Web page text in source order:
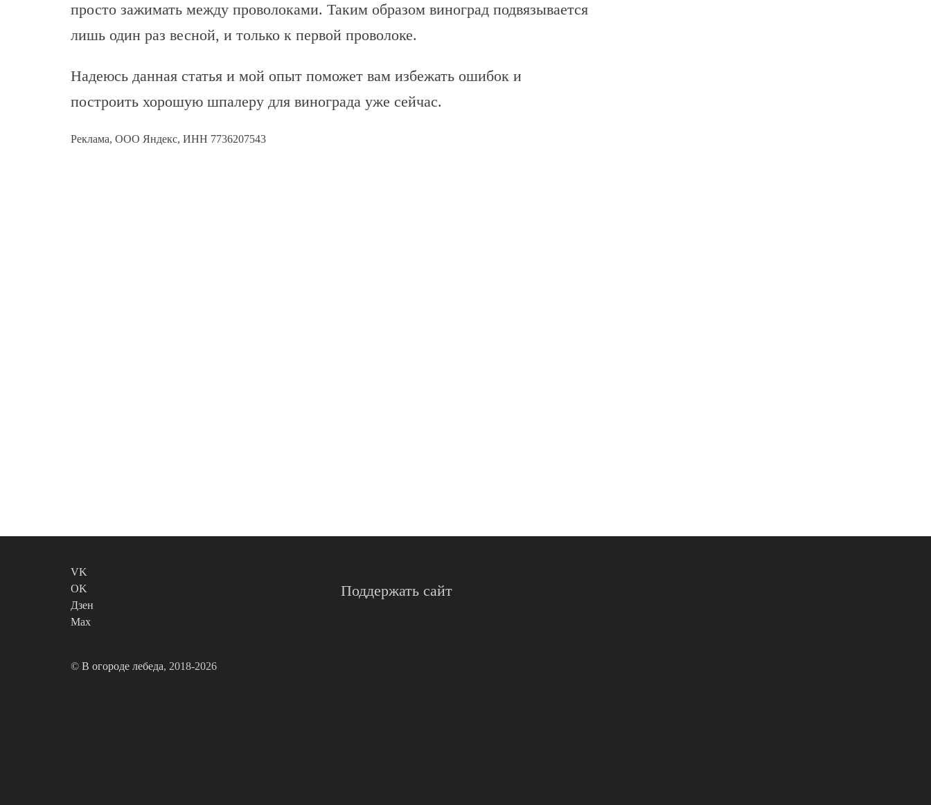
просто зажимать между проволоками. Таким образом виноград подвязывается
лишь один раз весной, и только к первой проволоке.
Надеюсь данная статья и мой опыт поможет вам избежать ошибок и
построить хорошую шпалеру для винограда уже сейчас.
Реклама, ООО Яндекс, ИНН 7736207543
VK
OK
Дзен
Max
© В огороде лебеда, 2018-2026
Поддержать сайт